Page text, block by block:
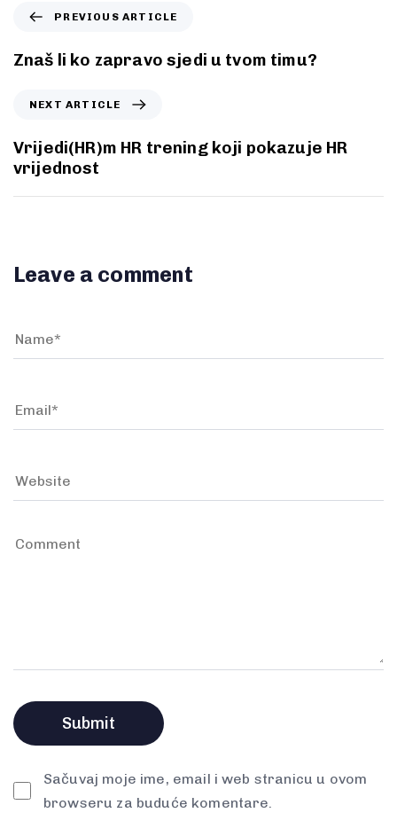
PREVIOUS ARTICLE
Znaš li ko zapravo sjedi u tvom timu?
NEXT ARTICLE
Vrijedi(HR)m HR trening koji pokazuje HR
vrijednost
Leave a comment
Sačuvaj moje ime, email i web stranicu u ovom
browseru za buduće komentare.